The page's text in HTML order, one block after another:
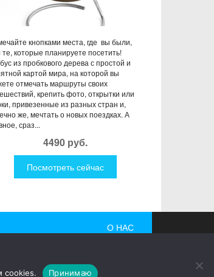
кнопками места, где вы были,
те, которые планируете посетить!
из пробкового дерева с простой и
картой мира, на которой вы
отмечать маршруты своих
крепить фото, открытки или
привезенные из разных стран и,
же, мечтать о новых поездках. А
сраз...
4490 руб.
Посмотреть сейчас
О НАС
дизайнерские разработки,
cookies.
Принимаю